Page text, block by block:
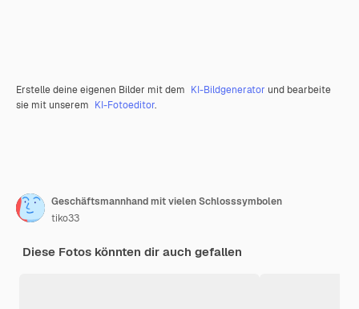
Erstelle deine eigenen Bilder mit dem KI-Bildgenerator und bearbeite
sie mit unserem KI-Fotoeditor.
Geschäftsmannhand mit vielen Schlosssymbolen
tiko33
Diese Fotos könnten dir auch gefallen